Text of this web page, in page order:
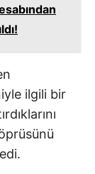
ilgili bir